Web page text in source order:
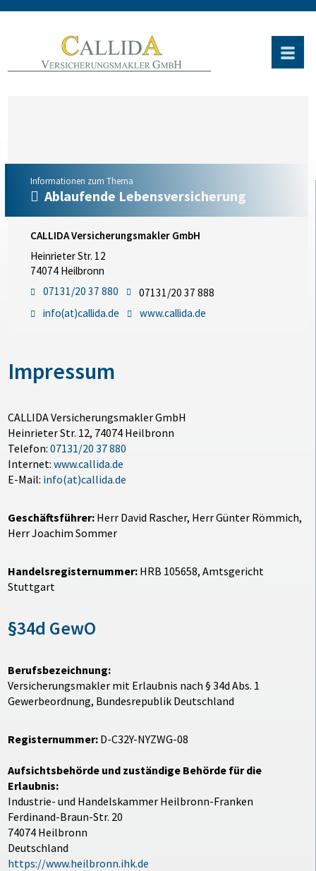
Informationen zum Thema
Ablaufende Lebensversicherung
CALLIDA Versicherungsmakler GmbH
Heinrieter Str. 12
74074 Heilbronn
07131/20 37 880
07131/20 37 888
info(at)callida.de
www.callida.de
Impressum
CALLIDA Versicherungsmakler GmbH
Heinrieter Str. 12, 74074 Heilbronn
Telefon:07131/20 37 880
Internet:www.callida.de
E-Mail: info(at)callida.de
Geschäftsführer: Herr David Rascher, Herr Günter Römmich,
Herr Joachim Sommer
Handelsregisternummer: HRB 105658, Amtsgericht
Stuttgart
§34d GewO
Berufsbezeichnung:
Versicherungsmakler mit Erlaubnis nach § 34d Abs. 1
Gewerbeordnung, Bundesrepublik Deutschland
Registernummer: D-C32Y-NYZWG-08
Aufsichtsbehörde und zuständige Behörde für die
Erlaubnis:
Industrie- und Handelskammer Heilbronn-Franken
Ferdinand-Braun-Str. 20
74074 Heilbronn
Deutschland
https://www.heilbronn.ihk.de